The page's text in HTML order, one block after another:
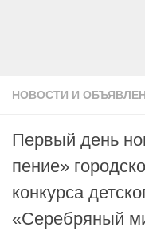
НОВОСТИ И
Первый день
пение»
конкурса
«Серебряный